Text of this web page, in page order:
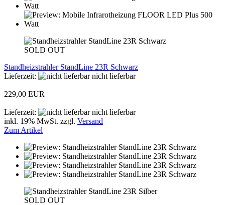
SOLD OUT
Standheizstrahler StandLine 23R Schwarz
Lieferzeit:
nicht lieferbar
229,00 EUR
Lieferzeit:
nicht lieferbar
inkl. 19% MwSt. zzgl. Versand
Zum Artikel
SOLD OUT